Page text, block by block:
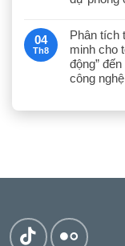
04
Th8
Phân tích
minh cho
động”
công